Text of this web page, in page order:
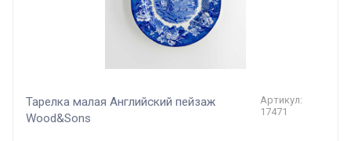
Тарелка малая Английский пейзаж
Wood&Sons
Артикул:
17471